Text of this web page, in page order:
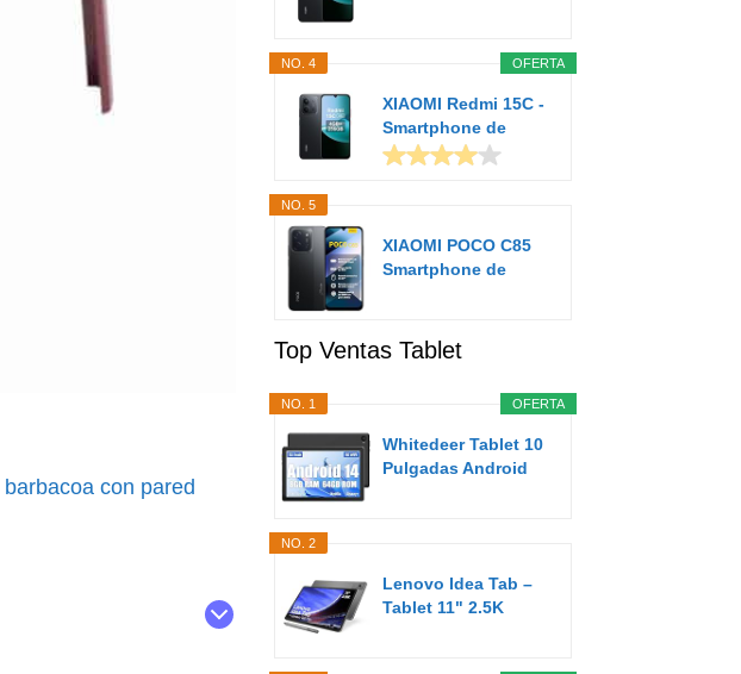
barbacoa con pared
OFERTA
NO. 4
XIAOMI Redmi 15C -
Smartphone de
4+256GB, Cámara...
NO. 5
XIAOMI POCO C85
Smartphone de
Top Ventas Tablet
OFERTA
NO. 1
Whitedeer Tablet 10
Pulgadas Android
NO. 2
Lenovo Idea Tab –
Tablet 11" 2.5K